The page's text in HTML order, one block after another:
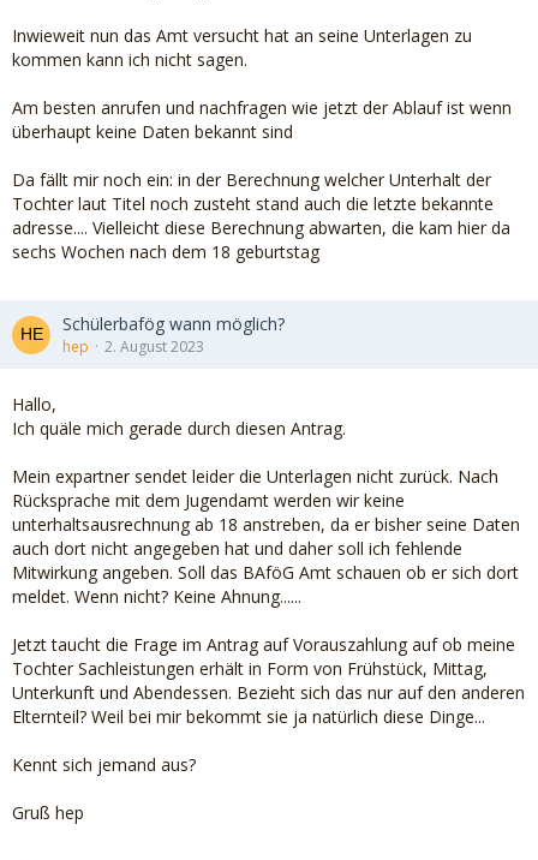
Inwieweit nun das Amt versucht hat an seine Unterlagen zu
kommen kann ich nicht sagen.
Am besten anrufen und nachfragen wie jetzt der Ablauf ist wenn
überhaupt keine Daten bekannt sind
Da fällt mir noch ein: in der Berechnung welcher Unterhalt der
Tochter laut Titel noch zusteht stand auch die letzte bekannte
adresse.... Vielleicht diese Berechnung abwarten, die kam hier da
sechs Wochen nach dem 18 geburtstag
Schülerbafög wann möglich?
hep 2. August 2023
Hallo,
Ich quäle mich gerade durch diesen Antrag.
Mein expartner sendet leider die Unterlagen nicht zurück. Nach
Rücksprache mit dem Jugendamt werden wir keine
unterhaltsausrechnung ab 18 anstreben, da er bisher seine Daten
auch dort nicht angegeben hat und daher soll ich fehlende
Mitwirkung angeben. Soll das BAföG Amt schauen ob er sich dort
meldet. Wenn nicht? Keine Ahnung......
Jetzt taucht die Frage im Antrag auf Vorauszahlung auf ob meine
Tochter Sachleistungen erhält in Form von Frühstück, Mittag,
Unterkunft und Abendessen. Bezieht sich das nur auf den anderen
Elternteil? Weil bei mir bekommt sie ja natürlich diese Dinge...
Kennt sich jemand aus?
Gruß hep